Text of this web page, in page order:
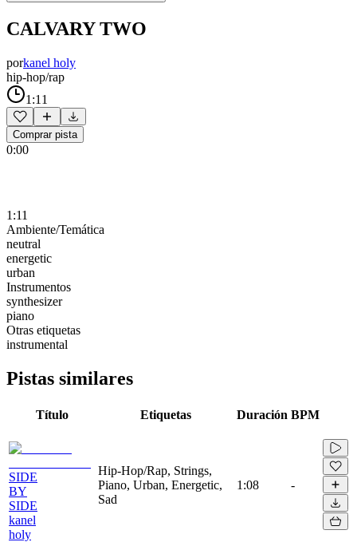
CALVARY TWO
porkanel holy
hip-hop/rap
1:11
Comprar pista
0:00
1:11
Ambiente/Temática
neutral
energetic
urban
Instrumentos
synthesizer
piano
Otras etiquetas
instrumental
Pistas similares
Título Etiquetas Duración BPM
SIDE
BY
SIDE
kanel
holy
Hip-Hop/Rap, Strings,
Piano, Urban, Energetic,
Sad
1:08 -